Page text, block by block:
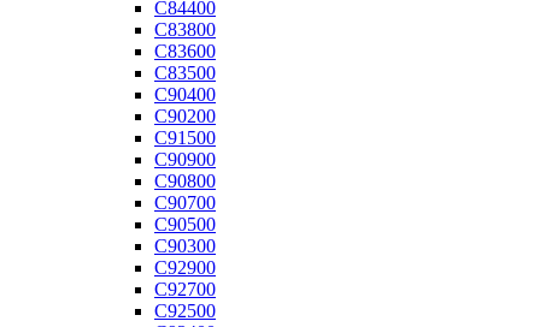
C84400
C83800
C83600
C83500
C90400
C90200
C91500
C90900
C90800
C90700
C90500
C90300
C92900
C92700
C92500